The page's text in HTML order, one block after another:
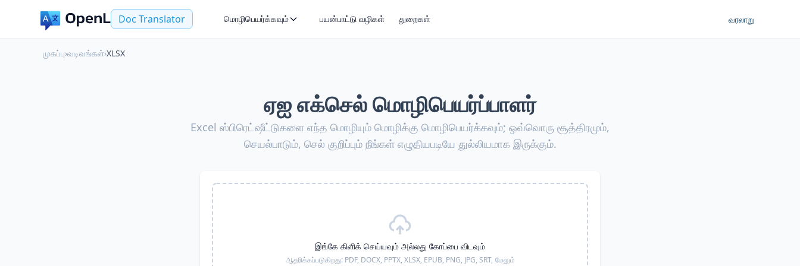
Doc Translator மொழிபெயர்க்கவும் பயன்பாட்டு வழிகள் துறைகள் வரலாறு
முகப்பு›வடிவங்கள்›XLSX
ஏஐ எக்செல் மொழிபெயர்ப்பாளர்
Excel ஸ்பிரெட்ஷீட்டுகளை எந்த மொழியும் மொழிக்கு மொழிபெயர்க்கவும்; ஒவ்வொரு சூத்திரமும்,
செயல்பாடும், செல் குறிப்பும் நீங்கள் எழுதியபடியே துல்லியமாக இருக்கும்.
இங்கே கிளிக் செய்யவும் அல்லது கோப்பை விடவும்
ஆதரிக்கப்படுகிறது: PDF, DOCX, PPTX, XLSX, EPUB, PNG, JPG, SRT, மேலும்